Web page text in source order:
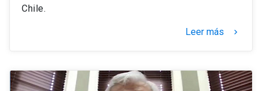
Chile.
Leer más keyboard_arrow_right